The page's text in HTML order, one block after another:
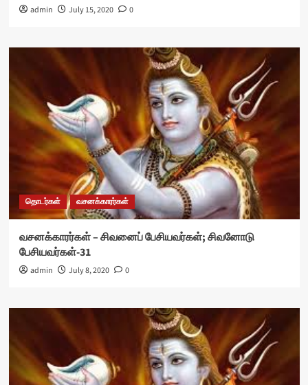
admin July 15, 2020 0
தொடர்கள் வசனக்காரர்கள்
வசனக்காரர்கள் – சிவனைப் பேசியவர்கள்; சிவனோடு
பேசியவர்கள்-31
admin July 8, 2020 0